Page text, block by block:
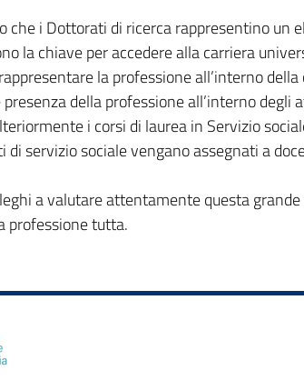
che i Dottorati di ricerca rappresentino un
la chiave per accedere alla carriera
la professione all’interno
della professione all’interno degli
i corsi di laurea in Servizio
di servizio sociale vengano assegnati a
a valutare attentamente questa
professione tutta.